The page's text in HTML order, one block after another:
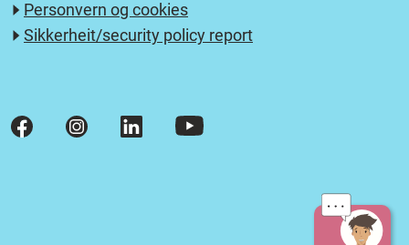
Personvern og cookies
Sikkerheit/security policy report